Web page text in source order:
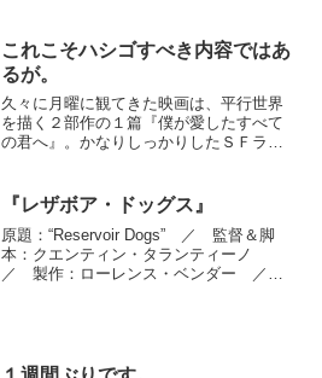
監督：パンナー・リットグライ、モラ
コ...
これこそハシゴすべき内容ではあ
るが。
久々に月曜に観てきた映画は、平行世界
を描く２部作の１篇『僕が愛したすべて
の君へ』。かなりしっかりしたＳＦラヴ
『レザボア・ドッグス』
原題：“Reservoir Dogs” ／ 監督＆脚
本：クエンティン・タランティーノ
／ 製作：ローレンス・ベンダー ／